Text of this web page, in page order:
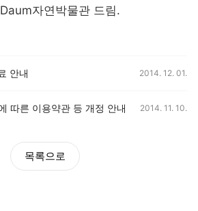
자연박물관 드림.
안내 2014. 12. 01.
따른 이용약관 등 개정 안내 2014. 11. 10.
목록으로